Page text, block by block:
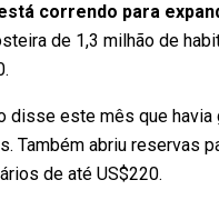
correndo para
de 1,3 milhão de
disse este mês que
Também abriu reservas
de até US$220.